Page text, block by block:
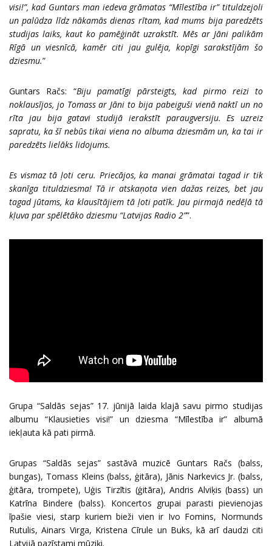
visi!”, kad Guntars man iedeva grāmatas “Mīlestība ir” tituldzejoli
un palūdza līdz nākamās dienas rītam, kad mums bija paredzēts
studijas laiks, kaut ko pamēģināt uzrakstīt. Mēs ar Jāni palikām
Rīgā un viesnīcā, kamēr citi jau gulēja, kopīgi sarakstījām šo
dziesmu.”
Guntars Račs: “Biju pamatīgi pārsteigts, kad pirmo reizi to
noklausījos, jo Tomass ar Jāni to bija pabeiguši vienā naktī un no
rīta jau bija gatavi studijā ierakstīt paraugversiju. Es uzreiz
sapratu, ka šī nebūs tikai viena no albuma dziesmām un, ka tai ir
paredzēts lielāks lidojums.
Es vismaz tā ļoti ceru. Priecājos, ka manai grāmatai tagad ir tik
skanīga tituldziesma! Tā ir atskaņota vien dažas reizes, bet jau
tagad jūtams, ka klausītājiem tā ļoti patīk. Jau pirmajā nedēļā tā
kļuva par spēlētāko dziesmu “Latvijas Radio 2””.
Grupa “Saldās sejas” 17. jūnijā laida klajā savu pirmo studijas
albumu “Klausieties visi!” un dziesma “Mīlestība ir” albumā
iekļauta kā pati pirmā.
Grupas “Saldās sejas” sastāvā muzicē Guntars Račs (balss,
bungas), Tomass Kleins (balss, ģitāra), Jānis Narkevics Jr. (balss,
ģitāra, trompete), Uģis Tirzītis (ģitāra), Andris Alviķis (bass) un
Katrīna Bindere (balss). Koncertos grupai parasti pievienojas
īpašie viesi, starp kuriem bieži vien ir Ivo Fomins, Normunds
Rutulis, Ainars Virga, Kristena Cīrule un Buks, kā arī daudzi citi
Latvijā pazīstami mūziķi.